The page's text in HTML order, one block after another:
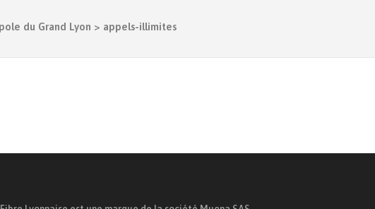
du Grand Lyon > appels-illimites